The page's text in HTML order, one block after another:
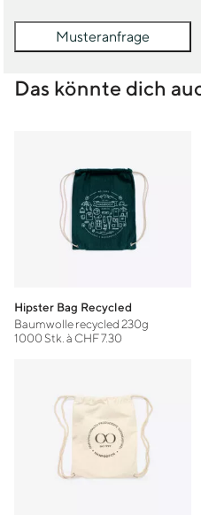
Musteranfrage
Das könnte dich
Hipster Bag Recycled
Baumwolle recycled 230g
1000 Stk. à CHF 7.30